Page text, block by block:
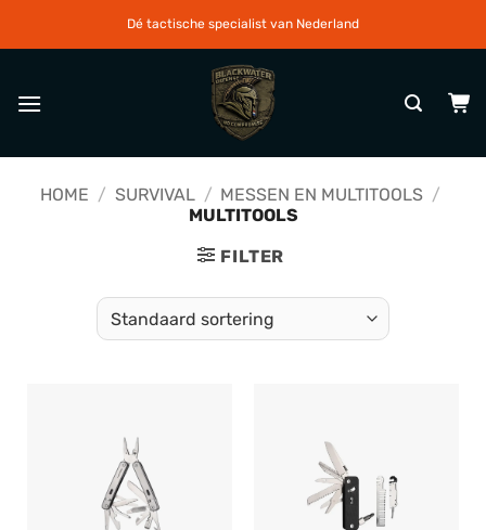
Dé tactische specialist van Nederland
HOME / SURVIVAL / MESSEN EN MULTITOOLS /
MULTITOOLS
FILTER